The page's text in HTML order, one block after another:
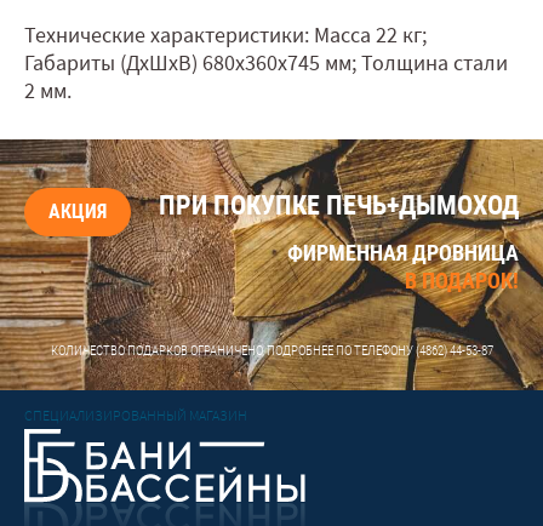
Технические характеристики: Масса 22 кг;
Габариты (ДхШхВ) 680x360x745 мм; Толщина стали
2 мм.
АКЦИЯ ПРИ ПОКУПКЕ ПЕЧЬ+ДЫМОХОД
ФИРМЕННАЯ ДРОВНИЦА
В ПОДАРОК!
КОЛИЧЕСТВО ПОДАРКОВ ОГРАНИЧЕНО, ПОДРОБНЕЕ ПО ТЕЛЕФОНУ(4862) 44-53-87
СПЕЦИАЛИЗИРОВАННЫЙ МАГАЗИН